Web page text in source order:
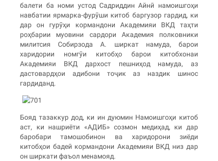
балети ба номи устод Садриддин Айнӣ намоишгоҳи
навбатии ярмарка-фурӯши китоб баргузор гардид, ки
дар он гурӯҳи кормандони Академияи ВКД таҳти
роҳбарии муовини сардори Академия полковники
милитсия Собирзода А. ширкат намуда, барои
харидории номгӯи китобҳо барои китобхонаи
Академияи ВКД дархост пешниҳод намуда, аз
дастовардҳои адибони тоҷик аз наздик шинос
гардиданд.
Бояд тазаккур дод, ки ин дуюмин Намоишгоҳи китоб
аст, ки нашриёти «АДИБ» созмон медиҳад, ки дар
баробари тамошобинон ва харидорони зиёди
китобҳои бадеӣ кормандони Академияи ВКД низ дар
он ширкати фаъол менамояд.